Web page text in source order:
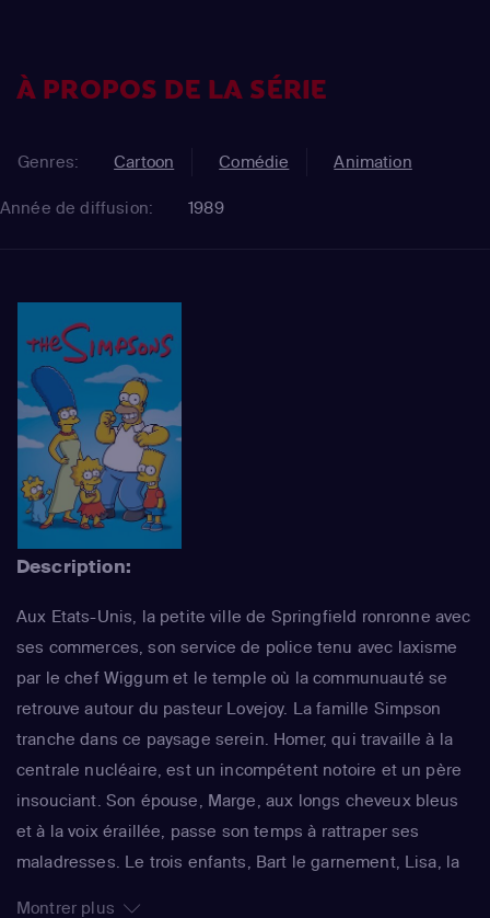
À PROPOS DE LA SÉRIE
Genres: Cartoon Comédie Animation
Année de diffusion: 1989
Description:
Aux Etats-Unis, la petite ville de Springfield ronronne avec
ses commerces, son service de police tenu avec laxisme
par le chef Wiggum et le temple où la communuauté se
retrouve autour du pasteur Lovejoy. La famille Simpson
tranche dans ce paysage serein. Homer, qui travaille à la
centrale nucléaire, est un incompétent notoire et un père
insouciant. Son épouse, Marge, aux longs cheveux bleus
et à la voix éraillée, passe son temps à rattraper ses
maladresses. Le trois enfants, Bart le garnement, Lisa, la
Montrer plus